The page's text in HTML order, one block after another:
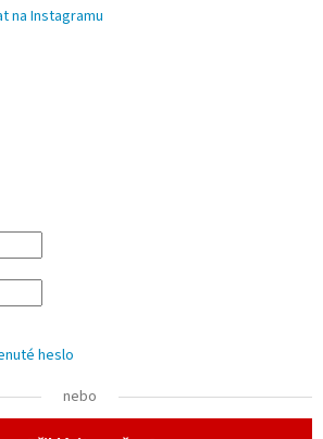
na Instagramu
heslo
nebo